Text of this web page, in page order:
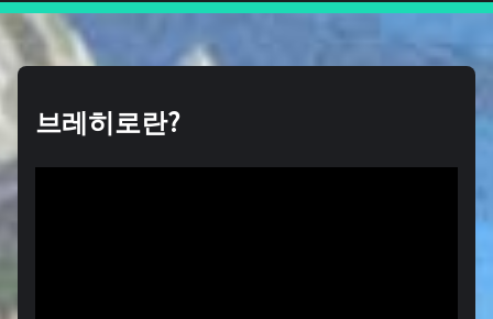
브레히로란?